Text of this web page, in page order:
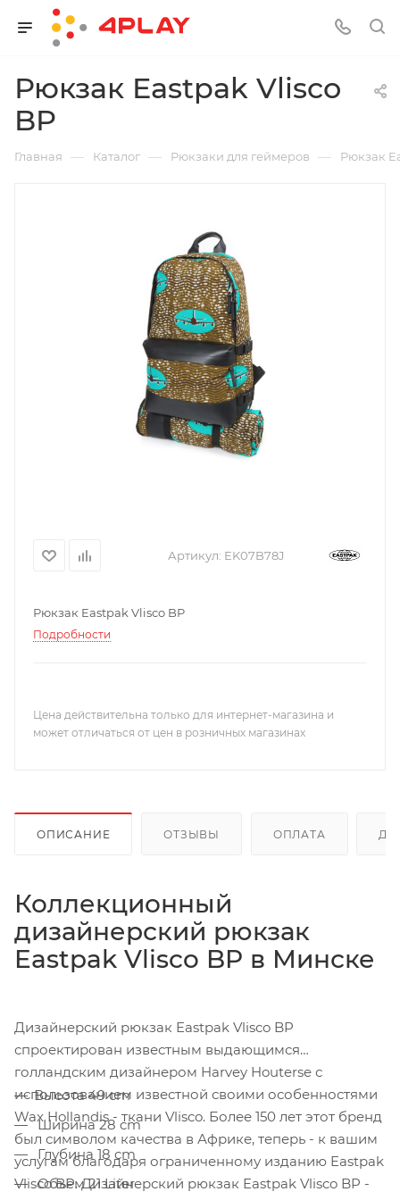
Рюкзак Eastpak Vlisco
BP
Главная — Каталог — Рюкзаки для геймеров — Рюкзак
Артикул: EK07B78J
Рюкзак Eastpak Vlisco BP
Подробности
Цена действительна только для интернет-магазина и
может отличаться от цен в розничных магазинах
ОПИСАНИЕ ОТЗЫВЫ ОПЛАТА
Коллекционный
дизайнерский рюкзак
Eastpak Vlisco BP в Минске
Дизайнерский рюкзак Eastpak Vlisco BP
спроектирован известным выдающимся
голландским дизайнером Harvey Houterse с
использованием известной своими особенностями
Wax Hollandis - ткани Vlisco. Более 150 лет этот бренд
был символом качества в Африке, теперь - к вашим
услугам благодаря ограниченному изданию Eastpak
Vlisco BP. Дизайнерский рюкзак Eastpak Vlisco BP -
Высота 49 cm
Ширина 28 cm
Глубина 18 cm
Объем 21 Liter